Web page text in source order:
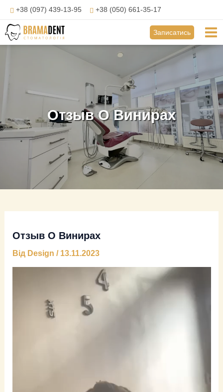
вмісту
+38 (097) 439-13-95 +38 (050) 661-35-17
Записатись
Отзыв О Винирах
Отзыв О Винирах
Від Design / 13.11.2023